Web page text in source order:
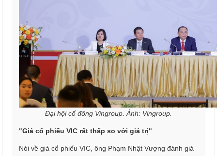
Đại hội cổ đông Vingroup. Ảnh: Vingroup.
"Giá cổ phiếu VIC rất thấp so với giá trị"
Nói về giá cổ phiếu VIC, ông Phạm Nhật Vượng đánh giá